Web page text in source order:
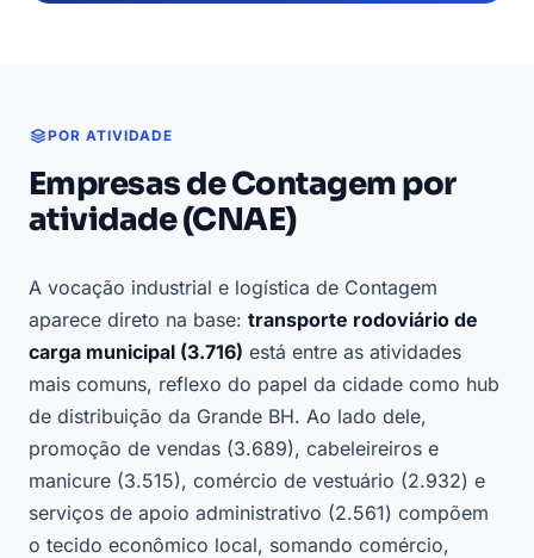
POR ATIVIDADE
Empresas de Contagem por
atividade (CNAE)
A vocação industrial e logística de Contagem
aparece direto na base: transporte rodoviário de
carga municipal (3.716) está entre as atividades
mais comuns, reflexo do papel da cidade como hub
de distribuição da Grande BH. Ao lado dele,
promoção de vendas (3.689), cabeleireiros e
manicure (3.515), comércio de vestuário (2.932) e
serviços de apoio administrativo (2.561) compõem
o tecido econômico local, somando comércio,